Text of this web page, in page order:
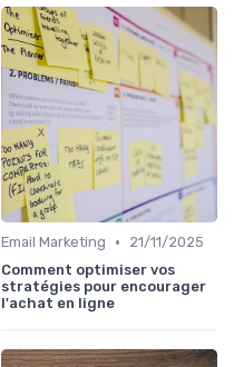
Email Marketing •
21/11/2025
Comment optimiser vos
stratégies pour encourager
l'achat en ligne